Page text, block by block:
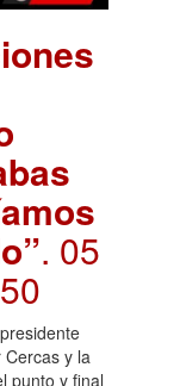
. 05
y la
punto y final